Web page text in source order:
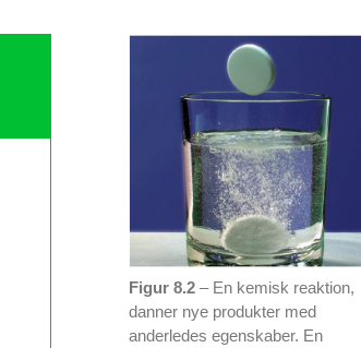
Figur 8.2 – En kemisk reaktion,
danner nye produkter med
anderledes egenskaber. En